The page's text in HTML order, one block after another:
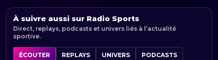
À suivre aussi sur Radio Sports
Direct, replays, podcasts et univers liés à l’actualité
sportive.
ÉCOUTER REPLAYS UNIVERS PODCASTS